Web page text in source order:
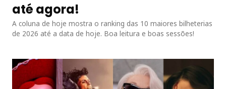
até agora!
A coluna de hoje mostra o ranking das 10 maiores bilheterias
de 2026 até a data de hoje. Boa leitura e boas sessões!